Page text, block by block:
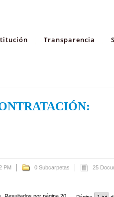
Transparencia
PM 0 Subcarpetas 25